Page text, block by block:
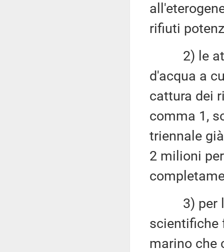
rifiuti
2) le
d'acqua a
cattura dei
comma 1,
triennale
2 milioni
3) per la
scientifiche
marino che